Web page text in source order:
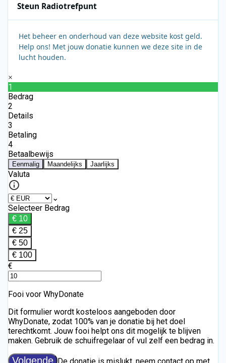
Steun Radiotrefpunt
Het beheer en onderhoud van deze website kost geld.
Help ons! Met jouw donatie kunnen we deze site in de
lucht houden.